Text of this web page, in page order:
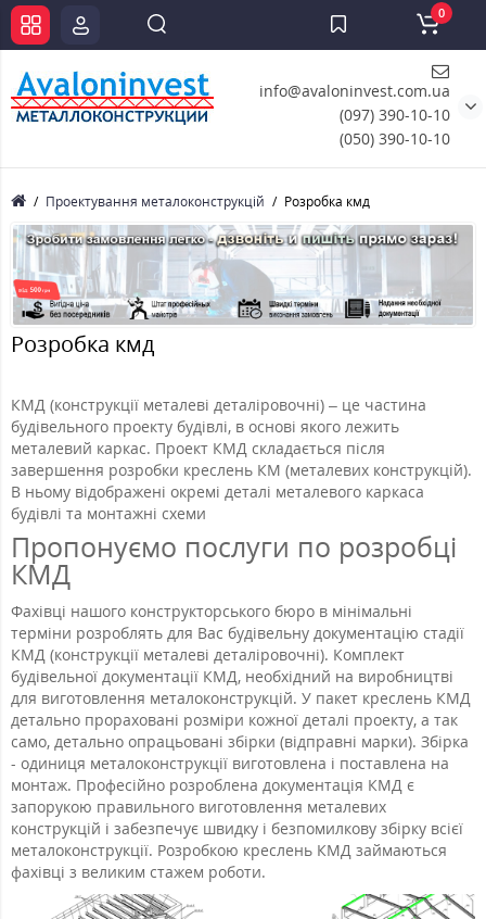
info@avaloninvest.com.ua
(097) 390-10-10
(050) 390-10-10
0
Проектування металоконструкцій Розробка кмд
Розробка кмд
КМД (конструкції металеві деталіровочні) – це частина
будівельного проекту будівлі, в основі якого лежить
металевий каркас. Проект КМД складається після
завершення розробки креслень КМ (металевих конструкцій).
В ньому відображені окремі деталі металевого каркаса
будівлі та монтажні схеми
Пропонуємо послуги по розробці
КМД
Фахівці нашого конструкторського бюро в мінімальні
терміни розроблять для Вас будівельну документацію стадії
КМД (конструкції металеві деталіровочні). Комплект
будівельної документації КМД, необхідний на виробництві
для виготовлення металоконструкцій. У пакет креслень КМД
детально прораховані розміри кожної деталі проекту, а так
само, детально опрацьовані збірки (відправні марки). Збірка
- одиниця металоконструкції виготовлена і поставлена на
монтаж. Професійно розроблена документація КМД є
запорукою правильного виготовлення металевих
конструкцій і забезпечує швидку і безпомилкову збірку всієї
металоконструкції. Розробкою креслень КМД займаються
фахівці з великим стажем роботи.